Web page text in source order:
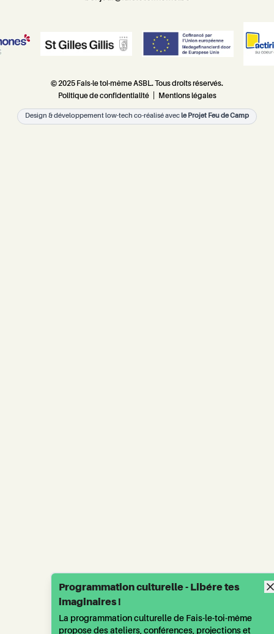
© 2025 Fais-le toi-même ASBL. Tous droits réservés.
Politique de confidentialité
Mentions légales
Design & développement low-tech co-réalisé avecle Projet Feu de Camp
Programmation culturelle - Libére tes
imaginaires !
La programmation culturelle de Fais-le-toi-même
propose des ateliers, conférences, projections et